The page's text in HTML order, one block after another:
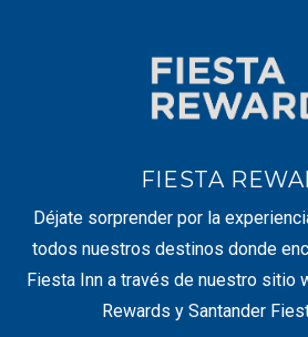
FIESTA
Déjate sorprender por la
todos nuestros destinos donde
Fiesta Inn a través de nuestro sitio
Rewards y Santander